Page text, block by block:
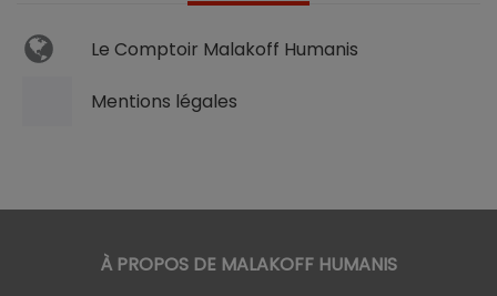
Le Comptoir Malakoff Humanis
Mentions légales
À PROPOS DE MALAKOFF HUMANIS